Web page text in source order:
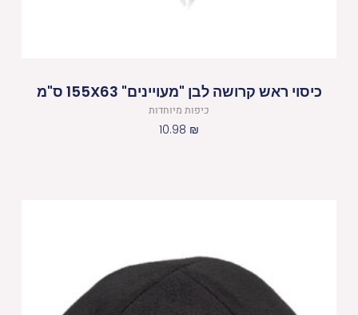
כיסוי ראש קרושה לבן "מעויינים" 155X63 ס"מ
כיפות מיוחדות
10.98 ₪